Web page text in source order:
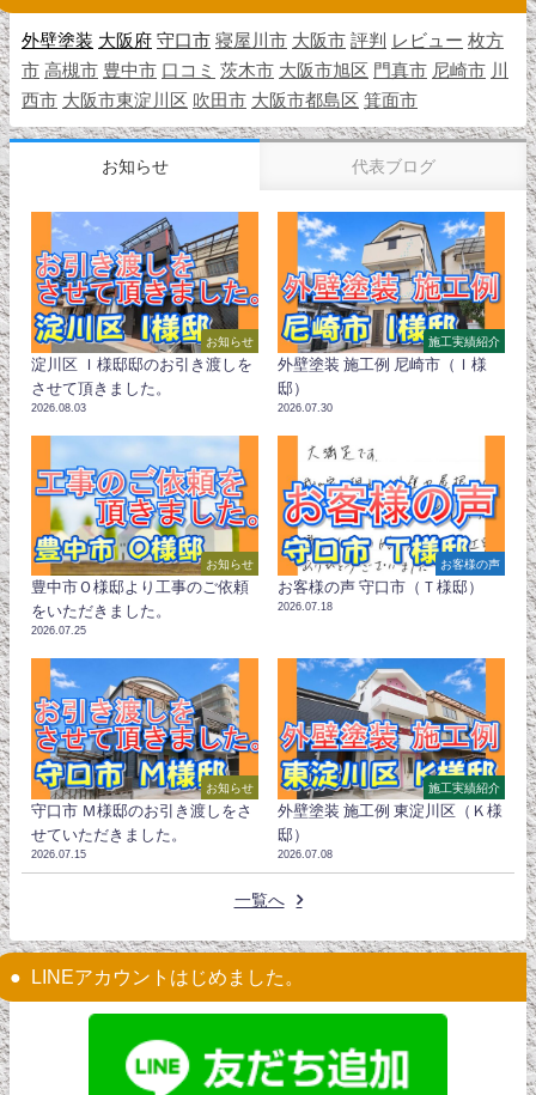
外壁塗装 大阪府 守口市 寝屋川市 大阪市 評判 レビュー 枚方
市 高槻市 豊中市 口コミ 茨木市 大阪市旭区 門真市 尼崎市 川
西市 大阪市東淀川区 吹田市 大阪市都島区 箕面市
お知らせ 代表ブログ
お知らせ
淀川区 Ｉ様邸邸のお引き渡しを
させて頂きました。
2026.08.03
施工実績紹介
外壁塗装 施工例 尼崎市（Ｉ様
邸）
2026.07.30
お知らせ
豊中市Ｏ様邸より工事のご依頼
をいただきました。
2026.07.25
お客様の声
お客様の声 守口市（Ｔ様邸）
2026.07.18
お知らせ
守口市 Ｍ様邸のお引き渡しをさ
せていただきました。
2026.07.15
施工実績紹介
外壁塗装 施工例 東淀川区（Ｋ様
邸）
2026.07.08
一覧へ
LINEアカウントはじめました。